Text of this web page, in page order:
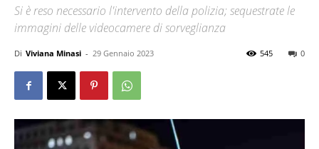
Si è reso necessario l'intervento della polizia; sequestrate le
immagini delle videocamere di sorveglianza
Di Viviana Minasi - 29 Gennaio 2023 0
545